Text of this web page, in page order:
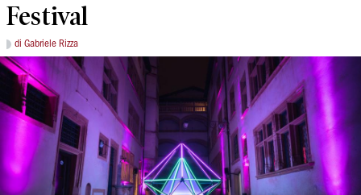
Festival
di Gabriele Rizza